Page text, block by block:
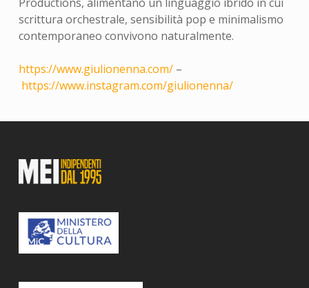
scrittura orchestrale, sensibilità pop e minimalismo
contemporaneo convivono naturalmente.
https://www.giulionenna.com/–
https://www.instagram.com/giulionenna/